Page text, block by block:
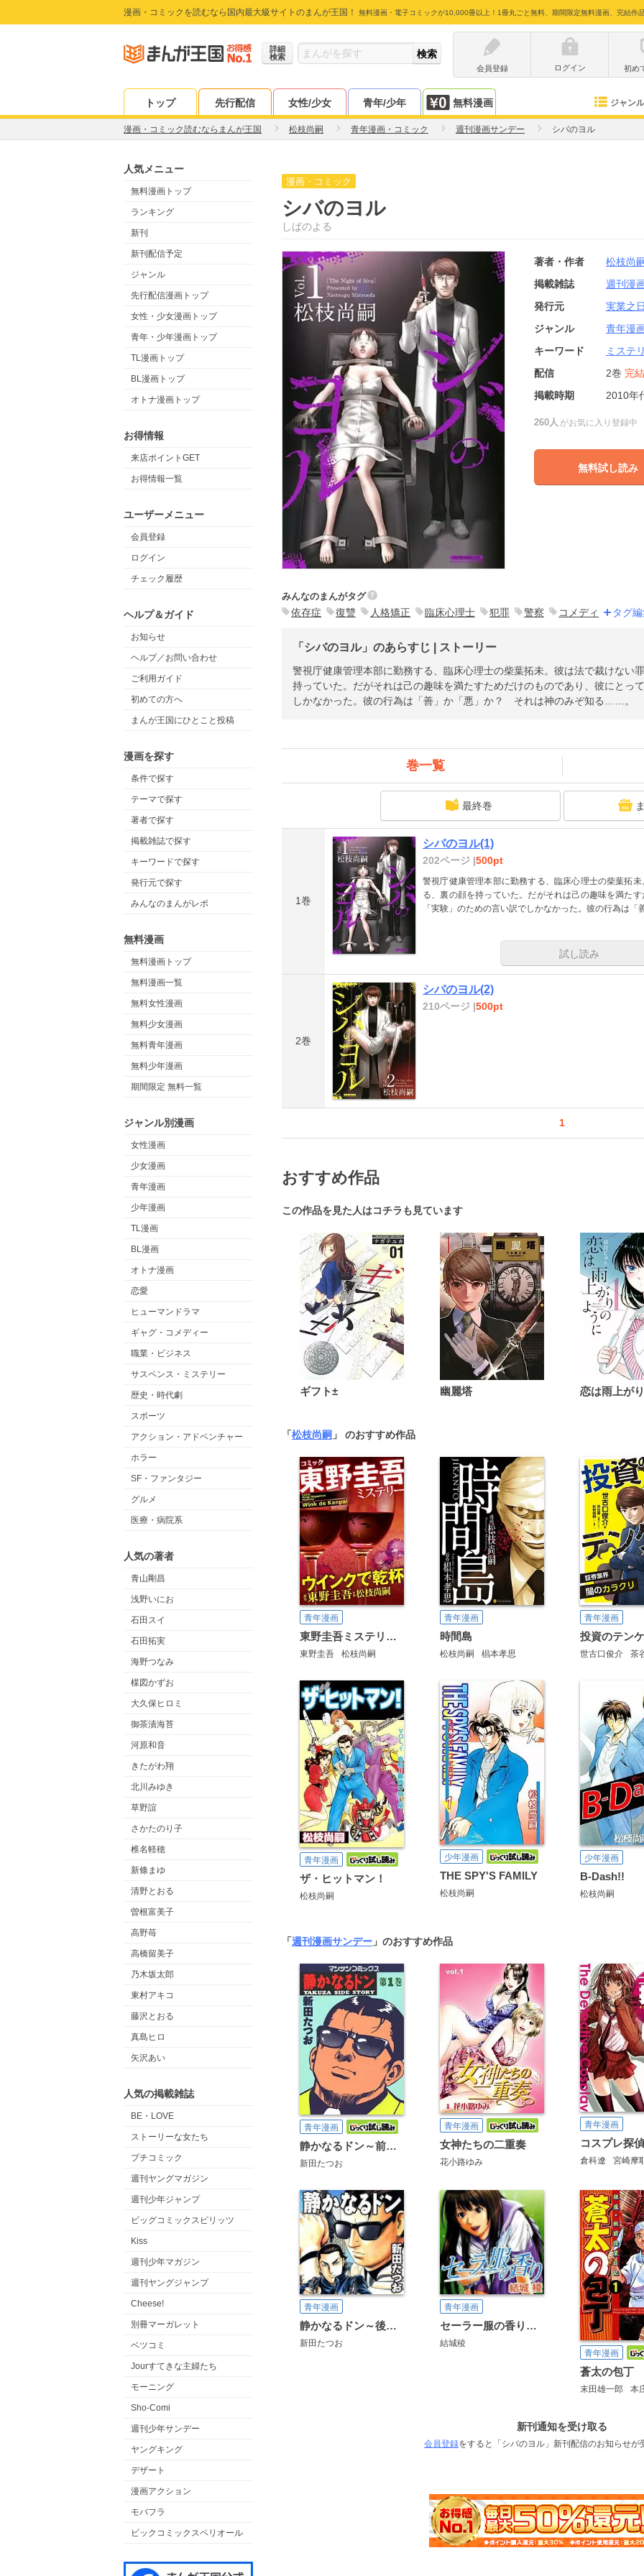
漫画・コミックを読むなら国内最大級サイトのまんが王国！ 無料漫画・電子コミックが10,000冊以上！1冊丸ごと無料、期間限定無料漫画、完結作
詳細
検索
会員登録
ログイン 初め
トップ 先行配信 女性/少女 青年/少年 無料漫画 ジャンル
漫画・コミック読むならまんが王国 松枝尚嗣 青年漫画・コミック 週刊漫画サンデー シバのヨル
人気メニュー
無料漫画トップ
ランキング
新刊
新刊配信予定
ジャンル
先行配信漫画トップ
女性・少女漫画トップ
青年・少年漫画トップ
TL漫画トップ
BL漫画トップ
オトナ漫画トップ
お得情報
来店ポイントGET
お得情報一覧
ユーザーメニュー
会員登録
ログイン
チェック履歴
ヘルプ＆ガイド
お知らせ
ヘルプ／お問い合わせ
ご利用ガイド
初めての方へ
まんが王国にひとこと投稿
漫画を探す
条件で探す
テーマで探す
著者で探す
掲載雑誌で探す
キーワードで探す
発行元で探す
みんなのまんがレポ
無料漫画
無料漫画トップ
無料漫画一覧
無料女性漫画
無料少女漫画
無料青年漫画
無料少年漫画
期間限定 無料一覧
ジャンル別漫画
女性漫画
少女漫画
青年漫画
少年漫画
TL漫画
BL漫画
オトナ漫画
恋愛
ヒューマンドラマ
ギャグ・コメディー
職業・ビジネス
サスペンス・ミステリー
歴史・時代劇
スポーツ
アクション・アドベンチャー
ホラー
SF・ファンタジー
グルメ
医療・病院系
人気の著者
青山剛昌
浅野いにお
石田スイ
石田拓実
海野つなみ
楳図かずお
大久保ヒロミ
御茶漬海苔
河原和音
きたがわ翔
北川みゆき
草野誼
さかたのり子
椎名軽穂
新條まゆ
清野とおる
曽根富美子
高野苺
高橋留美子
乃木坂太郎
東村アキコ
藤沢とおる
真島ヒロ
矢沢あい
人気の掲載雑誌
BE・LOVE
ストーリーな女たち
プチコミック
週刊ヤングマガジン
週刊少年ジャンプ
ビッグコミックスピリッツ
Kiss
週刊少年マガジン
週刊ヤングジャンプ
Cheese!
別冊マーガレット
ベツコミ
Jourすてきな主婦たち
モーニング
Sho-Comi
週刊少年サンデー
ヤングキング
デザート
漫画アクション
モバフラ
ビックコミックスペリオール
漫画・コミック
シバのヨル
しばのよる
著者・作者
松枝尚
掲載雑誌
週刊漫
発行元
実業之
ジャンル
青年漫
キーワード
ミステ
配信
2巻 完結
掲載時期
2010年
260人 がお気に入り登録中
無料試し読み
みんなのまんがタグ
依存症 復讐 人格矯正 臨床心理士 犯罪 警察 コメディ タグ
「シバのヨル」のあらすじ | ストーリー
警視庁健康管理本部に勤務する、臨床心理士の柴葉拓未。彼は法で裁けない
持っていた。だがそれは己の趣味を満たすためだけのものであり、彼にとっ
しかなかった。彼の行為は「善」か「悪」か？ それは神のみぞ知る……。
巻一覧
最終巻
1巻
シバのヨル(1)
202ページ |500pt
警視庁健康管理本部に勤務する、臨床心理士の柴葉拓
る、裏の顔を持っていた。だがそれは己の趣味を満た
「実験」のための言い訳でしかなかった。彼の行為
試し読み
2巻
シバのヨル(2)
210ページ |500pt
1
おすすめ作品
この作品を見た人はコチラも見ています
ギフト± 幽麗塔
「松枝尚嗣 」 のおすすめ作品
青年漫画
東野圭吾ミステリー ウインクで乾杯
東野圭吾 松枝尚嗣
青年漫画
時間島
松枝尚嗣 椙本孝思
青年漫画
投資のテン
世古口俊介 茶
青年漫画
ザ・ヒットマン！
松枝尚嗣
少年漫画
THE SPY'S FAMILY
松枝尚嗣
少年漫画
B-Dash!!
松枝尚嗣
「週刊漫画サンデー 」のおすすめ作品
青年漫画
静かなるドン～前編～
新田たつお
青年漫画
女神たちの二重奏
花小路ゆみ
青年漫画
コスプレ探偵
倉科遼 宮崎摩
青年漫画
静かなるドン～後編～
新田たつお
青年漫画
セーラー服の香り【携帯版】
結城稜
青年漫画
蒼太の包丁
末田雄一郎 本
新刊通知を受け取る
会員登録をすると「シバのヨル」新刊配信のお知らせが